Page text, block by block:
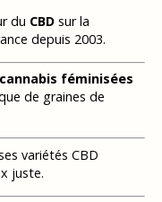
du CBDsur la
depuis 2003.
féminisées
de graines de
variétés CBD
juste.